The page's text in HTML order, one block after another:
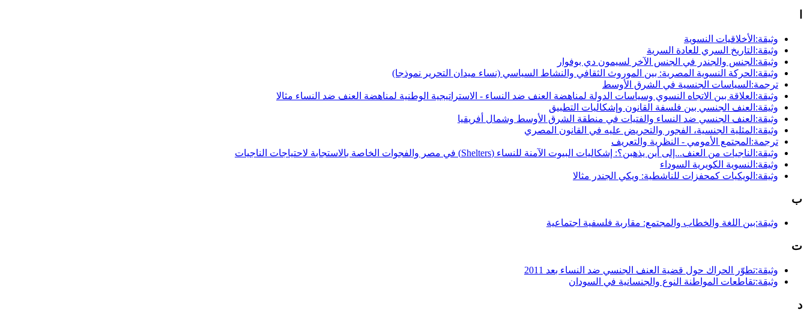
وثيقة:الأخلاقيات النسوية
وثيقة:التاريخ السري للعادة السرية
وثيقة:الجنس والجندر في الجنس الآخر لسيمون دي بوفوار
وثيقة:الحركة النسوية المصرية: بين الموروث الثقافي والنشاط السياسي (نساء ميدان التحرير نموذجا)
ترجمة:السياسات الجنسية في الشرق الأوسط
وثيقة:العلاقة بين الاتجاه النسوي وسياسات الدولة لمناهضة العنف ضد النساء - الاستراتيجية الوطنية لمناهضة العنف ضد النساء مثالا
وثيقة:العنف الجنسي بين فلسفة القانون وإشكاليات التطبيق
وثيقة:العنف الجنسي ضد النساء والفتيات في منطقة الشرق الأوسط وشمال أفريقيا
وثيقة:المثلية الجنسية، الفجور والتحريض عليه في القانون المصري
ترجمة:المجتمع الأمومي - النظرية والتعريف
وثيقة:الناجيات من العنف...إلى أين يذهبن؟: إشكاليات البيوت الآمنة للنساء (Shelters) في مصر والفجوات الخاصة بالاستجابة لاحتياجات الناجيات
وثيقة:النسوية الكويرية السوداء
وثيقة:الويكيات كمحفزات للناشطية: ويكي الجندر مثالا
ب
وثيقة:بين اللغة والخطاب والمجتمع: مقاربة فلسفية اجتماعية
ت
وثيقة:تطوّر الحراك حول قضية العنف الجنسي ضد النساء بعد 2011
وثيقة:تقاطعات المواطنة النوع والجنسانية في السودان
د